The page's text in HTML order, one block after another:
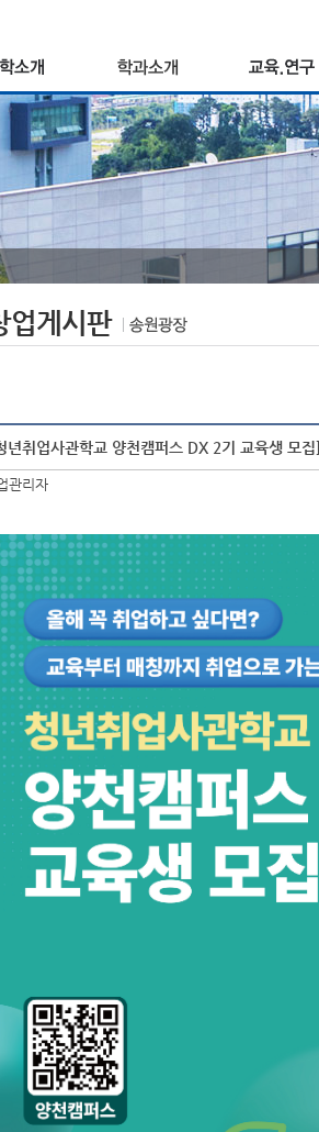
업게시판
년취업사관학교 양천캠퍼스 DX 2기 교육생 모집]
관리자